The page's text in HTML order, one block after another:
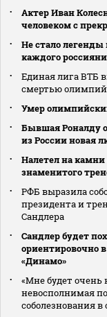
Актер Иван
человеком с
Не стало легенды
каждого
Единая лига ВТБ
смертью
Умер
Бывшая Роналду
из России новая
Налетел на
знаменитого
РФБ выразила
президента и
Сандлера
Сандлер будет
ориентировочно
«Динамо»
«Мне будет очень
невосполнимая
соболезнования